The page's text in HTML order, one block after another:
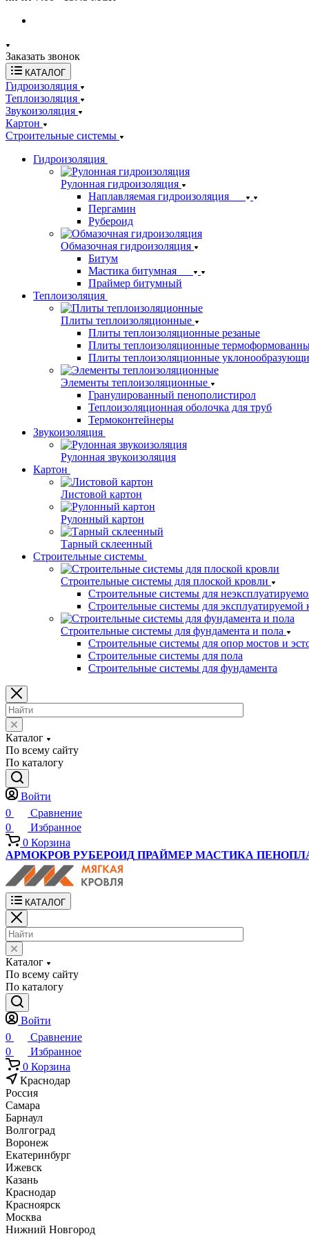
Заказать звонок
КАТАЛОГ
Гидроизоляция
Теплоизоляция
Звукоизоляция
Картон
Строительные системы
Гидроизоляция
Рулонная гидроизоляция
Наплавляемая гидроизоляция
Пергамин
Рубероид
Обмазочная гидроизоляция
Битум
Мастика битумная
Праймер битумный
Теплоизоляция
Плиты теплоизоляционные
Плиты теплоизоляционные резаные
Плиты теплоизоляционные
Плиты теплоизоляционные
Элементы теплоизоляционные
Гранулированный пенополистирол
Теплоизоляционная оболочка для труб
Термоконтейнеры
Звукоизоляция
Рулонная звукоизоляция
Картон
Листовой картон
Рулонный картон
Тарный склеенный
Строительные системы
Строительные системы для плоской кровли
Строительные системы для
Строительные системы для эксплуатируемой
Строительные системы для фундамента и пола
Строительные системы для опор мостов и
Строительные системы для пола
Строительные системы для фундамента
Каталог
По всему сайту
По каталогу
Войти
0
Сравнение
0
Избранное
0 Корзина
АРМОКРОВ РУБЕРОИД ПРАЙМЕР МАСТИКА
КАТАЛОГ
Каталог
По всему сайту
По каталогу
Войти
0
Сравнение
0
Избранное
0 Корзина
Краснодар
Россия
Самара
Барнаул
Волгоград
Воронеж
Екатеринбург
Ижевск
Казань
Краснодар
Красноярск
Москва
Нижний Новгород